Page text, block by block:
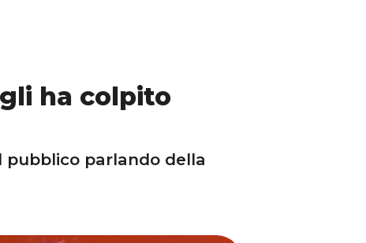
ha colpito
pubblico parlando della